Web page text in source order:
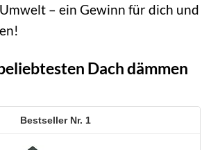
– ein Gewinn für dich und
Dach dämmen
1